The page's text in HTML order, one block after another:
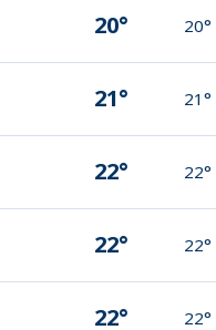
20° 20°
21° 21°
22° 22°
22° 22°
22° 22°